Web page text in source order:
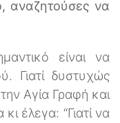
αναζητούσες να
είναι να
Γιατί δυστυχώς
Αγία Γραφή και
έλεγα: “Γιατί να